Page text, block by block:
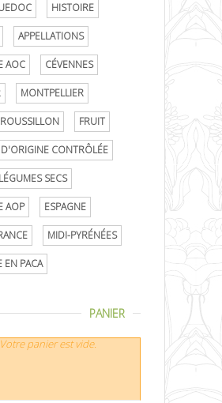
HISTOIRE
APPELLATIONS
AOC CÉVENNES
MONTPELLIER
FRUIT
CONTRÔLÉE
LÉGUMES SECS
AOP ESPAGNE
MIDI-PYRÉNÉES
EN PACA
PANIER
Votre panier est vide.